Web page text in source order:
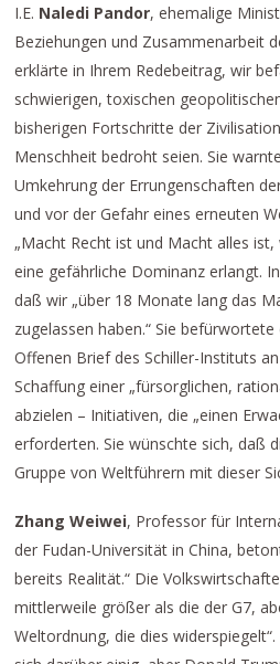
I.E. Naledi Pandor, ehemalige
Beziehungen und Zusammenarbeit
erklärte in Ihrem Redebeitrag, wir
schwierigen, toxischen
bisherigen Fortschritte der
Menschheit bedroht seien. Sie
Umkehrung der Errungenschaften
und vor der Gefahr eines erneuten
„Macht Recht ist und Macht alles ist,
eine gefährliche Dominanz erlangt.
daß wir „über 18 Monate lang das
zugelassen haben.“ Sie
Offenen Brief des Schiller-Instituts
Schaffung einer „fürsorglichen,
abzielen – Initiativen, die „einen
erforderten. Sie wünschte sich, daß
Gruppe von Weltführern mit dieser
Zhang Weiwei, Professor für
der Fudan-Universität in China,
bereits Realität.“ Die
mittlerweile größer als die der G7,
Weltordnung, die dies